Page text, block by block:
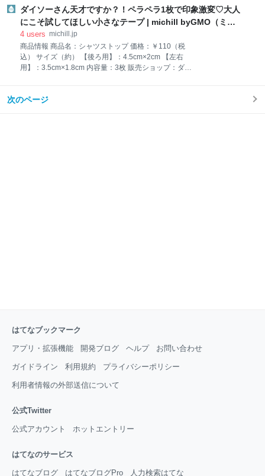
プル。リング状の本体を親指にはめるだけ！ あとは、
本の真ん中にページストッパーを押し込むように
手に取ったことがあるという方も多いのでは？ 今回ご
紹介するのは、写真左の『仮どめ両面ゲルテープ』。
ぱっと見ただけでは、見分けがつかないほどそっくり
を克服した進化版ともいえる商品だったんです！ 優れ
た粘着力と、着脱しても跡残りしない使い勝手の良さ
はどちらも一緒。さらに水洗いすることで、粘着力が
物なら、難なく壁に貼り付けられる『剥がせる両
ダイソーさん天才ですか？！ペラペラ1枚で印象激変♡大人
にこそ試してほしい小さなテープ | michill byGMO（ミチ
ル）
4 users michill.jp
商品情報 商品名：シャツストップ 価格：￥110（税
込） サイズ（約） 【後ろ用】：4.5cm×2cm 【左右
用】：3.5cm×1.8cm 内容量：3枚 販売ショップ：ダイ
人世代にとって、相手に与える印象は大事なもの。 ス
次のページ
はてなブックマーク
アプリ・拡張機能 開発ブログ ヘルプ お問い合わせ
ガイドライン 利用規約 プライバシーポリシー
利用者情報の外部送信について
公式Twitter
公式アカウント ホットエントリー
はてなのサービス
はてなブログ はてなブログPro 人力検索はてな